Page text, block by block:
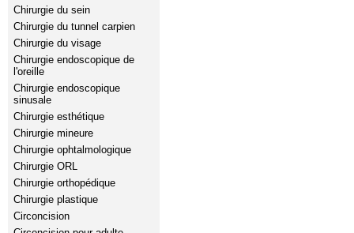
Chirurgie du sein
Chirurgie du tunnel carpien
Chirurgie du visage
Chirurgie endoscopique de
l'oreille
Chirurgie endoscopique
sinusale
Chirurgie esthétique
Chirurgie mineure
Chirurgie ophtalmologique
Chirurgie ORL
Chirurgie orthopédique
Chirurgie plastique
Circoncision